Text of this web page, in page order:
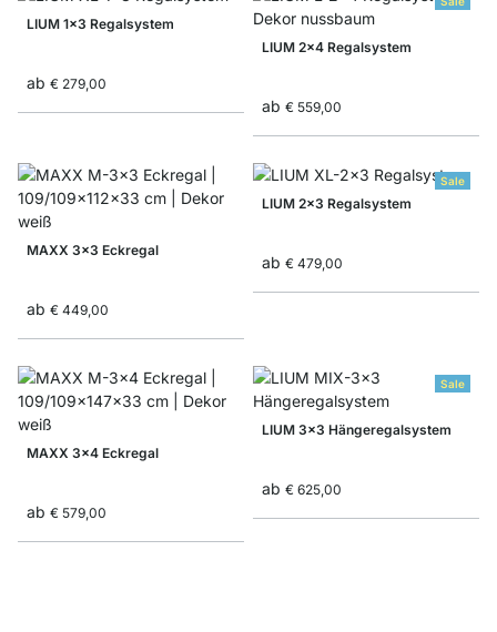
LIUM 1x3 Regalsystem
ab € 279,00
LIUM 2x4 Regalsystem
ab € 559,00
MAXX 3x3 Eckregal
ab € 449,00
Sale
LIUM 2x3 Regalsystem
ab € 479,00
MAXX 3x4 Eckregal
ab € 579,00
Sale
LIUM 3x3 Hängeregalsystem
ab € 625,00